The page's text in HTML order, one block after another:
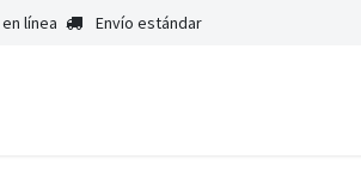
línea Envío estándar